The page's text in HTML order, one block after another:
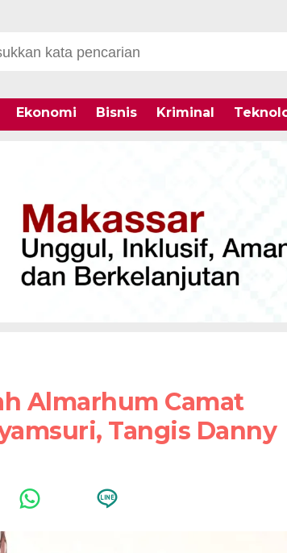
Ekonomi Bisnis Kriminal
Almarhum Camat
Tangis Danny